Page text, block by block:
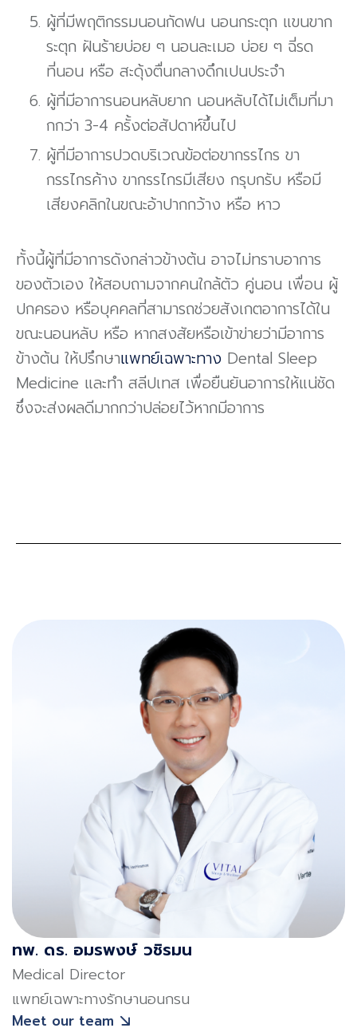
ผู้ที่มีพฤติกรรมนอนกัดฟน นอนกระตุก แขนขาก
ระตุก ฝันร้ายบ่อย ๆ นอนละเมอ บ่อย ๆ ฉี่รด
ที่นอน หรือ สะดุ้งตื่นกลางดึกเปนประจํา
ผู้ที่มีอาการนอนหลับยาก นอนหลับได้ไม่เต็มที่มา
กกว่า 3-4 ครั้งต่อสัปดาห์ขึ้นไป
ผู้ที่มีอาการปวดบริเวณข้อต่อขากรรไกร ขา
กรรไกรค้าง ขากรรไกรมีเสียง กรุบกรับ หรือมี
เสียงคลิกในขณะอ้าปากกว้าง หรือ หาว
ทั้งนี้ผู้ที่มีอาการดังกล่าวข้างต้น อาจไม่ทราบอาการ
ของตัวเอง ให้สอบถามจากคนใกล้ตัว คู่นอน เพื่อน ผู้
ปกครอง หรือบุคคลที่สามารถช่วยสังเกตอาการได้ใน
ขณะนอนหลับ หรือ หากสงสัยหรือเข้าข่ายว่ามีอาการ
ข้างต้น ให้ปรึกษาแพทย์เฉพาะทาง Dental Sleep
Medicine และทํา สลีปเทส เพื่อยืนยันอาการให้แน่ชัด
ซึ่งจะส่งผลดีมากกว่าปล่อยไว้หากมีอาการ
ทพ. ดร. อมรพงษ์ วชิรมน
Medical Director
แพทย์เฉพาะทางรักษานอนกรน
Meet our team